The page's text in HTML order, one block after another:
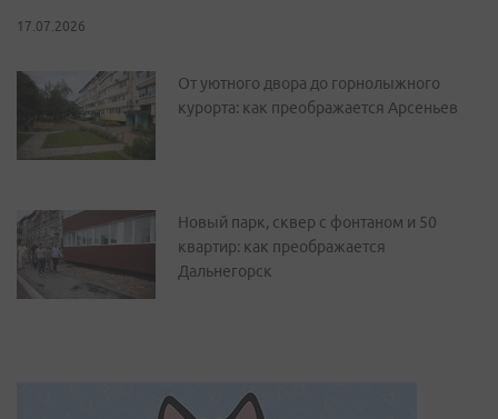
17.07.2026
От уютного двора до горнолыжного
курорта: как преображается Арсеньев
Новый парк, сквер с фонтаном и 50
квартир: как преображается
Дальнегорск